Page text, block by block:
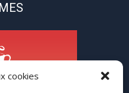
cookies